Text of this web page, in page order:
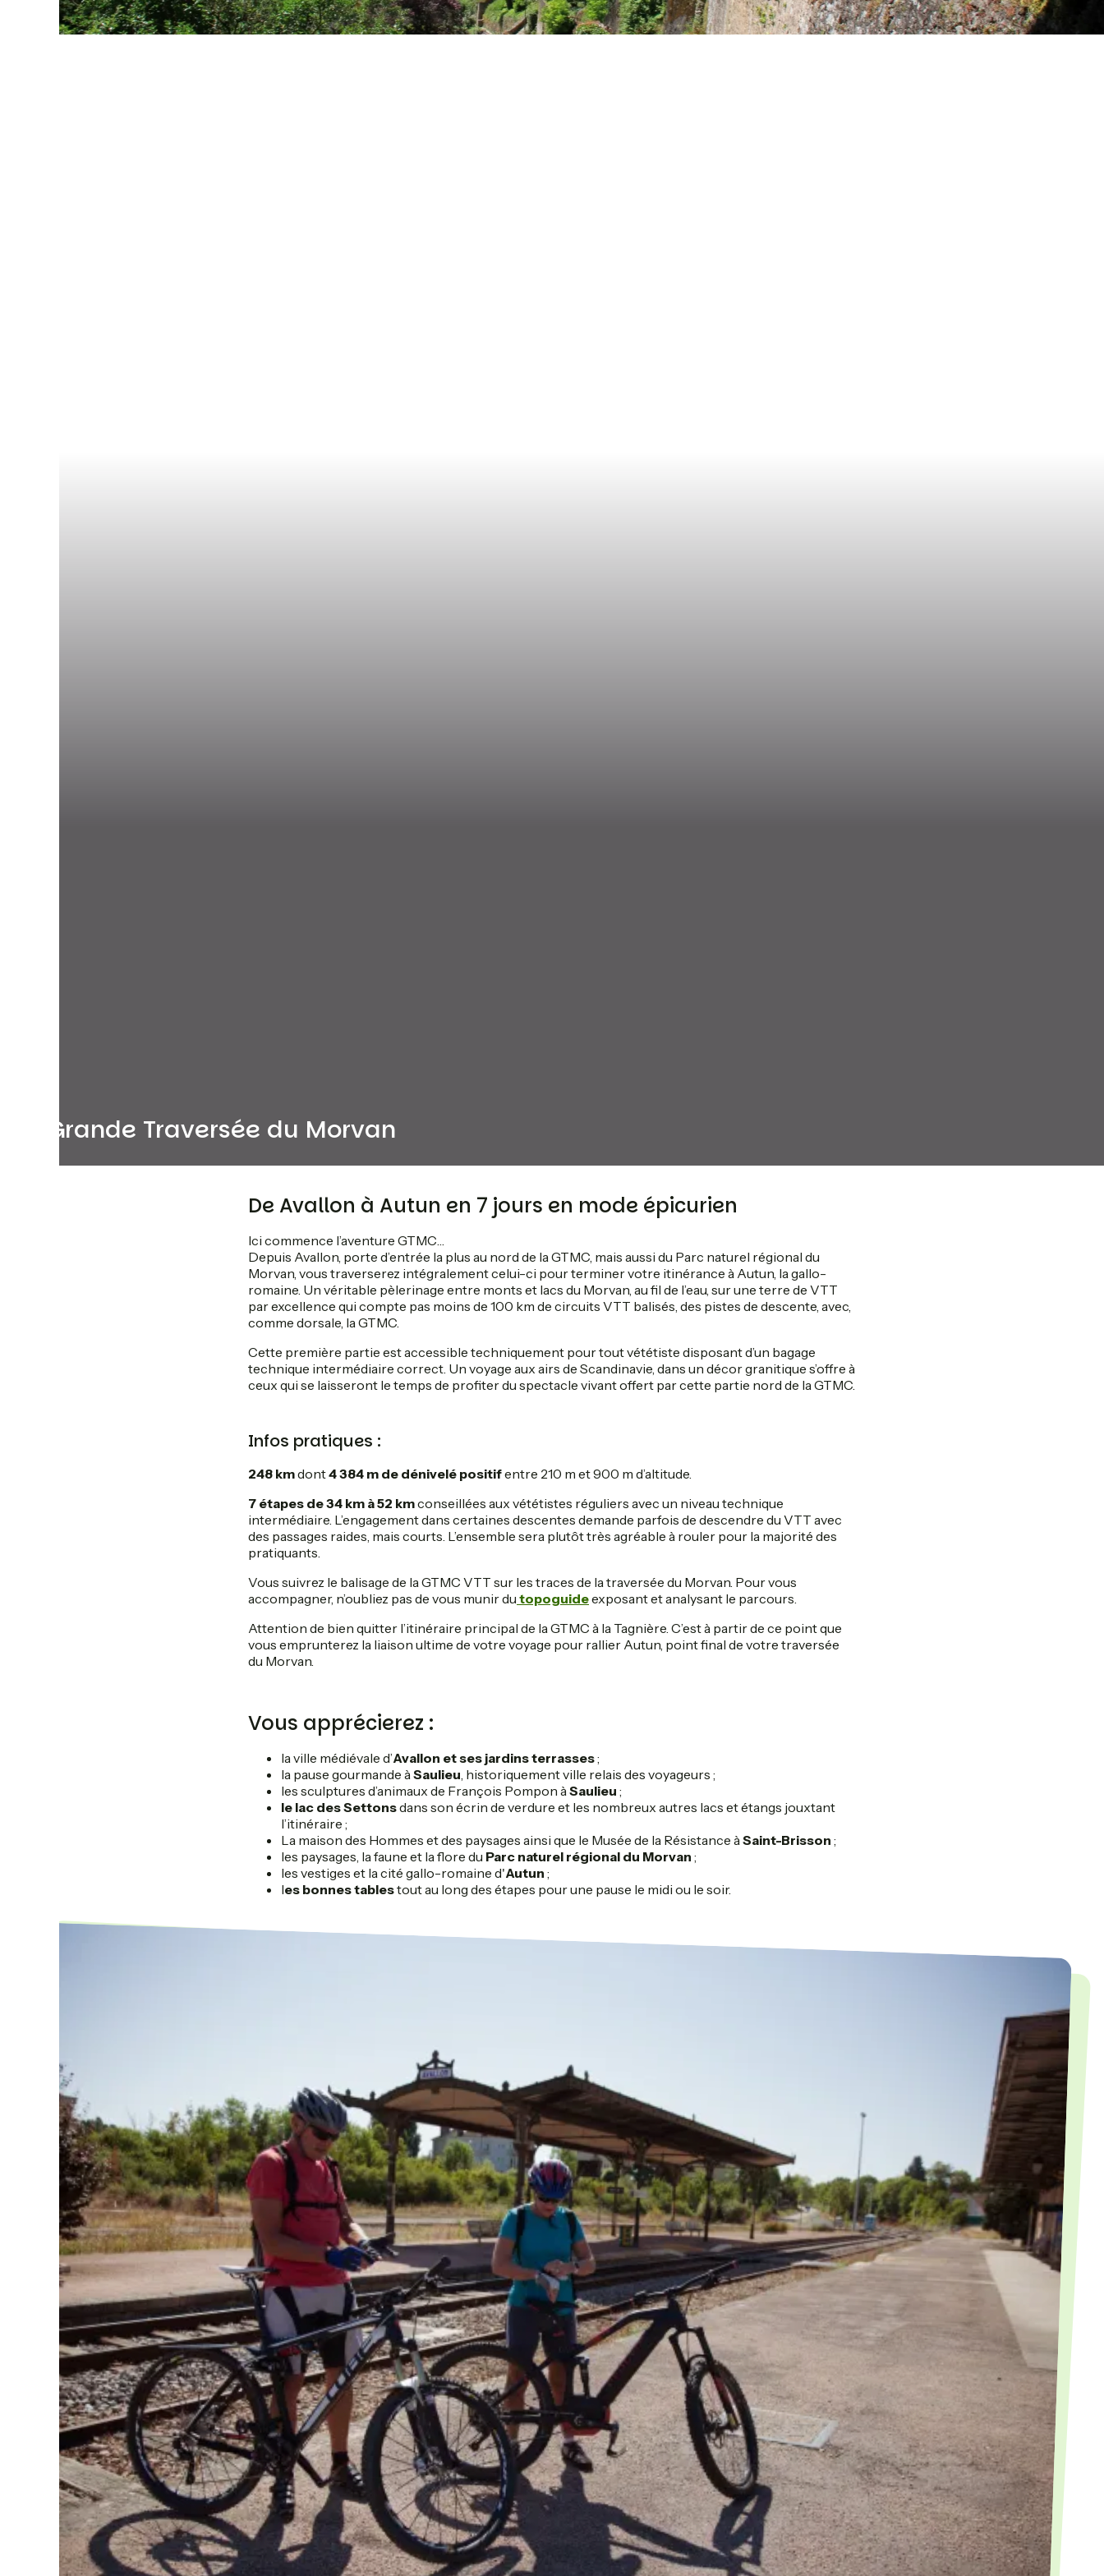
La Grande Traversée du Morvan
De Avallon à Autun en 7 jours en mode épicurien
Ici commence l’aventure GTMC…
Depuis Avallon, porte d’entrée la plus au nord de la GTMC, mais aussi du Parc naturel régional du
Morvan, vous traverserez intégralement celui-ci pour terminer votre itinérance à Autun, la gallo-
romaine. Un véritable pèlerinage entre monts et lacs du Morvan, au fil de l’eau, sur une terre de VTT
par excellence qui compte pas moins de 100 km de circuits VTT balisés, des pistes de descente, avec,
comme dorsale, la GTMC.
Cette première partie est accessible techniquement pour tout vététiste disposant d’un bagage
technique intermédiaire correct. Un voyage aux airs de Scandinavie, dans un décor granitique s’offre à
ceux qui se laisseront le temps de profiter du spectacle vivant offert par cette partie nord de la GTMC.
Infos pratiques :
248 kmdont4 384 m de dénivelé positifentre 210 m et 900 m d’altitude.
7 étapes de 34 km à 52 kmconseillées aux vététistes réguliers avec un niveau technique
intermédiaire. L’engagement dans certaines descentes demande parfois de descendre du VTT avec
des passages raides, mais courts. L’ensemble sera plutôt très agréable à rouler pour la majorité des
pratiquants.
Vous suivrez le balisage de la GTMC VTT sur les traces de la traversée du Morvan. Pour vous
accompagner, n’oubliez pas de vous munir du topoguideexposant et analysant le parcours.
Attention de bien quitter l’itinéraire principal de la GTMC à la Tagnière. C’est à partir de ce point que
vous emprunterez la liaison ultime de votre voyage pour rallier Autun, point final de votre traversée
du Morvan.
Vous apprécierez :
la ville médiévale d’Avallon et ses jardins terrasses;
la pause gourmande à Saulieu , historiquement ville relais des voyageurs ;
les sculptures d’animaux de François Pompon à Saulieu ;
le lac des Settonsdans son écrin de verdure et les nombreux autres lacs et étangs jouxtant
l’itinéraire ;
La maison des Hommes et des paysages ainsi que le Musée de la Résistance à Saint-Brisson ;
les paysages, la faune et la flore du Parc naturel régional du Morvan ;
les vestiges et la cité gallo-romaine d'Autun ;
les bonnes tablestout au long des étapes pour une pause le midi ou le soir.